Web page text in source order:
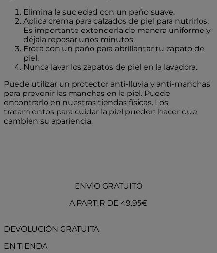
Elimina la suciedad con un paño suave.
Aplica crema para calzados de piel para nutrirlos.
Es importante extenderla de manera uniforme y
déjala reposar unos minutos.
Frota con un paño para abrillantar tu zapato de
piel.
Nunca lavar los zapatos de piel en la lavadora.
Puede utilizar un protector anti-lluvia y anti-manchas
para prevenir las manchas en la piel. Puede
encontrarlo en nuestras tiendas físicas. Los
tratamientos para cuidar la piel pueden hacer que
cambien su apariencia.
ENVÍO GRATUITO
A PARTIR DE 49,95€
DEVOLUCIÓN GRATUITA
EN TIENDA